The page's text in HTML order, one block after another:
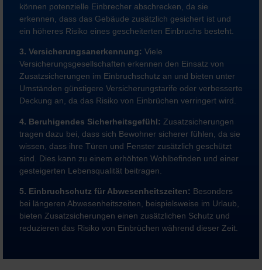
können potenzielle Einbrecher abschrecken, da sie
erkennen, dass das Gebäude zusätzlich gesichert ist und
ein höheres Risiko eines gescheiterten Einbruchs besteht.
3. Versicherungsanerkennung: Viele
Versicherungsgesellschaften erkennen den Einsatz von
Zusatzsicherungen im Einbruchschutz an und bieten unter
Umständen günstigere Versicherungstarife oder verbesserte
Deckung an, da das Risiko von Einbrüchen verringert wird.
4. Beruhigendes Sicherheitsgefühl: Zusatzsicherungen
tragen dazu bei, dass sich Bewohner sicherer fühlen, da sie
wissen, dass ihre Türen und Fenster zusätzlich geschützt
sind. Dies kann zu einem erhöhten Wohlbefinden und einer
gesteigerten Lebensqualität beitragen.
5. Einbruchschutz für Abwesenheitszeiten: Besonders
bei längeren Abwesenheitszeiten, beispielsweise im Urlaub,
bieten Zusatzsicherungen einen zusätzlichen Schutz und
reduzieren das Risiko von Einbrüchen während dieser Zeit.